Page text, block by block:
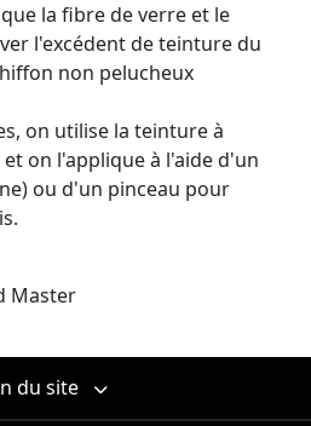
la fibre de verre et le
l'excédent de teinture du
non pelucheux
on utilise la teinture à
on l'applique à l'aide d'un
ou d'un pinceau pour
Master
du site